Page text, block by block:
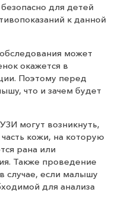
для детей
к данной
может
окажется в
Поэтому перед
что и зачем будет
могут возникнуть,
кожи, на которую
рана или
Также проведение
случае, если малышу
для анализа